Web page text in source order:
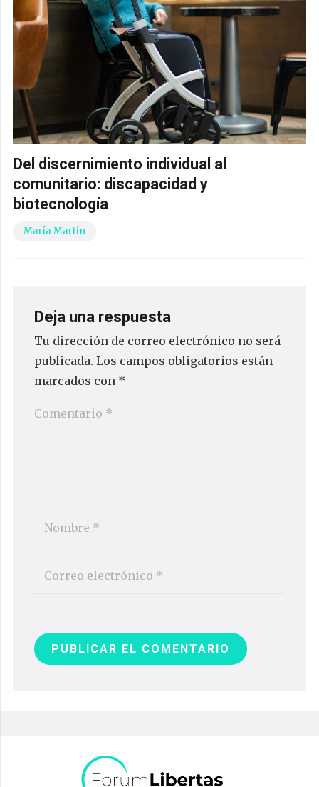
Del discernimiento individual al
comunitario: discapacidad y
biotecnología
María Martín
Deja una respuesta
Tu dirección de correo electrónico no será
publicada. Los campos obligatorios están
marcados con *
PUBLICAR EL COMENTARIO